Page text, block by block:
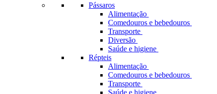
Pássaros
Alimentação
Comedouros e bebedouros
Transporte
Diversão
Saúde e higiene
Répteis
Alimentação
Comedouros e bebedouros
Transporte